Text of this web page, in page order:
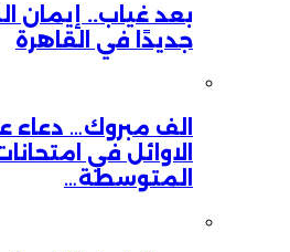
بعد غياب.. إيمان
جديدًا في القاهرة
الف مبروك… دعاء
الاوائل في
المتوسطة…